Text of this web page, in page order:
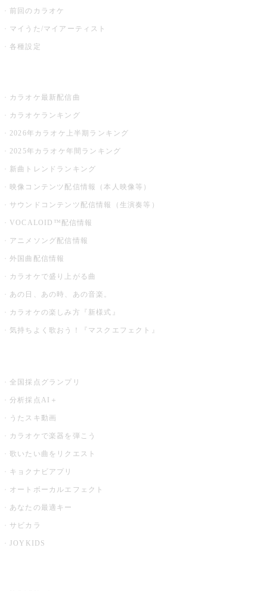
前回のカラオケ
マイうた/マイアーティスト
各種設定
カラオケ最新配信曲
カラオケランキング
2026年カラオケ上半期ランキング
2025年カラオケ年間ランキング
新曲トレンドランキング
映像コンテンツ配信情報（本人映像等）
サウンドコンテンツ配信情報（生演奏等）
VOCALOID™配信情報
アニメソング配信情報
外国曲配信情報
カラオケで盛り上がる曲
あの日、あの時、あの音楽。
カラオケの楽しみ方『新様式』
気持ちよく歌おう！『マスクエフェクト』
全国採点グランプリ
分析採点AI＋
うたスキ動画
カラオケで楽器を弾こう
歌いたい曲をリクエスト
キョクナビアプリ
オートボーカルエフェクト
あなたの最適キー
サビカラ
JOYKIDS